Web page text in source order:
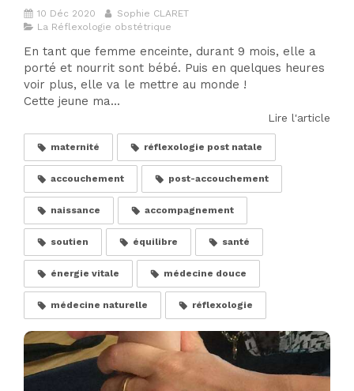
10 Déc 2020
Sophie CLARET
La Réflexologie obstétrique
En tant que femme enceinte, durant 9 mois, elle a
porté et nourrit sont bébé. Puis en quelques heures
voir plus, elle va le mettre au monde !
Cette jeune ma...
Lire l'article
maternité réflexologie post natale
accouchement post-accouchement
naissance accompagnement
soutien équilibre santé
énergie vitale médecine douce
médecine naturelle réflexologie